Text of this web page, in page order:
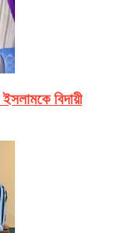
বিদায়ী